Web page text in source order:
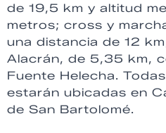
de 19,5 km y altitud
metros; cross y
una distancia de 12
Alacrán, de 5,35 km,
Fuente Helecha.
estarán ubicadas en
de San Bartolomé.